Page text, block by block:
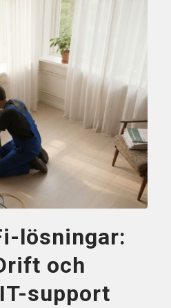
lösningar:
och
support